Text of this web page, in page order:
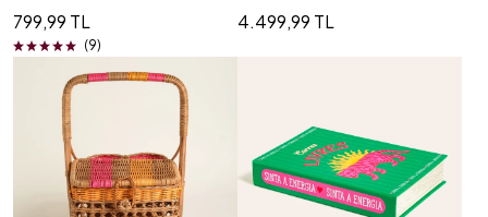
799,99 TL
(9)
Cm
4.499,99 TL